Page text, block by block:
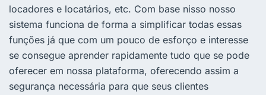
locadores e locatários, etc. Com base nisso nosso
sistema funciona de forma a simplificar todas essas
funções já que com um pouco de esforço e interesse
se consegue aprender rapidamente tudo que se pode
oferecer em nossa plataforma, oferecendo assim a
segurança necessária para que seus clientes